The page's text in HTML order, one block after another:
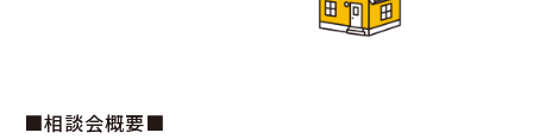
■相談会概要■